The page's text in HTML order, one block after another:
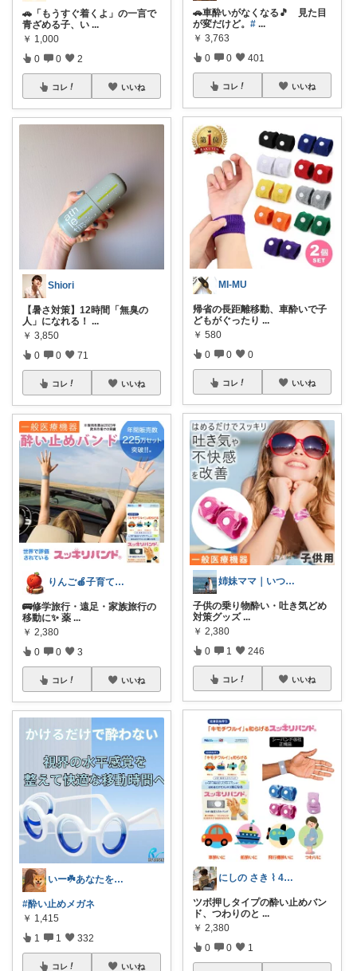
🚗「もうすぐ着くよ」の一言で
青ざめる子、い ...
￥ 1,000
0 0 2
コレ いいね
Shiori
【暑さ対策】12時間「無臭の
人」になれる！ ...
￥ 3,850
0 0 71
コレ いいね
りんご🍎子育てママの日用品
🚌修学旅行・遠足・家族旅行の
移動に✨ 薬 ...
￥ 2,380
0 0 3
コレ いいね
いー☘️あなたを笑顔にする🌻
#酔い止めメガネ
￥ 1,415
1 1 332
コレ いいね
🚗車酔いがなくなる🎵 見た目
が変だけど。 # ...
￥ 3,763
0 0 401
コレ いいね
MI-MU
帰省の長距離移動、車酔いで子
どもがぐったり ...
￥ 580
0 0 0
コレ いいね
姉妹ママ｜いつもありがとうございます♡
子供の乗り物酔い・吐き気どめ
対策グッズ...
￥ 2,380
0 1 246
コレ いいね
にしの さき ⌇ 4歳&2歳ママ
ツボ押しタイプの酔い止めバン
ド、つわりのと ...
￥ 2,380
0 0 1